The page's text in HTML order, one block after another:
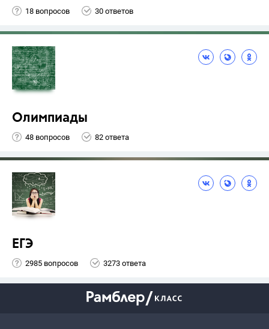
18 вопросов 30 ответов
Олимпиады
48 вопросов 82 ответа
ЕГЭ
2985 вопросов 3273 ответа